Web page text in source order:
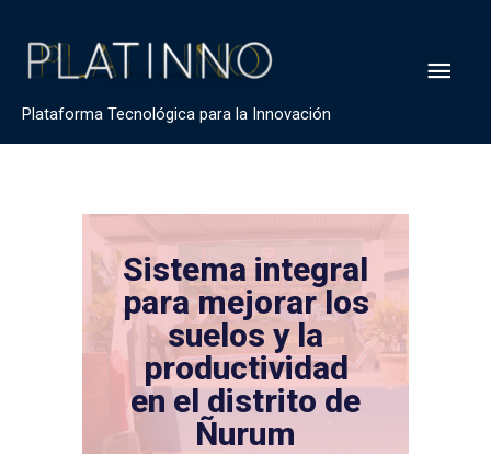
Plataforma Tecnológica para la Innovación
Sistema integral
para mejorar los
suelos y la
productividad
en el distrito de
Ñurum